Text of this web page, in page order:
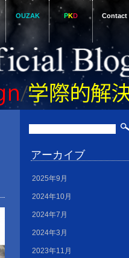
OUZAK PKD Contact
アーカイブ
2025年9月
2024年10月
2024年7月
2024年3月
2023年11月